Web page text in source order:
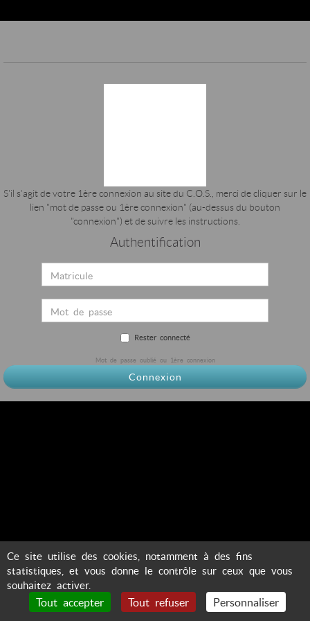
S'il s'agit de votre 1ère connexion au site du C.O.S., merci de cliquer sur le
lien "mot de passe ou 1ère connexion" (au-dessus du bouton
"connexion") et de suivre les instructions.
Authentification
Rester connecté
Mot de passe oublié ou 1ère connexion
Connexion
Ce site utilise des cookies, notamment à des fins
statistiques, et vous donne le contrôle sur ceux que vous
souhaitez activer.
Tout accepter Tout refuser Personnaliser